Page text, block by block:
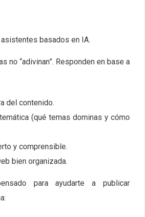
basados en IA.
no “adivinan”. Responden en base a
del contenido.
(qué temas dominas y cómo
y comprensible.
bien organizada.
para ayudarte a publicar